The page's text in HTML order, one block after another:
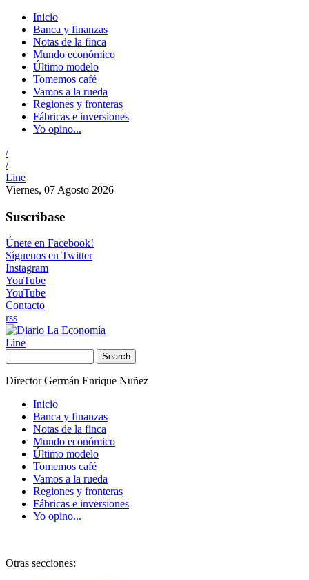
Inicio
Banca y finanzas
Notas de la finca
Mundo económico
Último modelo
Tomemos café
Vamos a la rueda
Regiones y fronteras
Fábricas e inversiones
Yo opino...
/
/
Line
Viernes, 07 Agosto 2026
Suscríbase
Únete en Facebook!
Síguenos en Twitter
Instagram
YouTube
YouTube
Contacto
rss
Line
Search
Director Germán Enrique Nuñez
Inicio
Banca y finanzas
Notas de la finca
Mundo económico
Último modelo
Tomemos café
Vamos a la rueda
Regiones y fronteras
Fábricas e inversiones
Yo opino...
Otras secciones: